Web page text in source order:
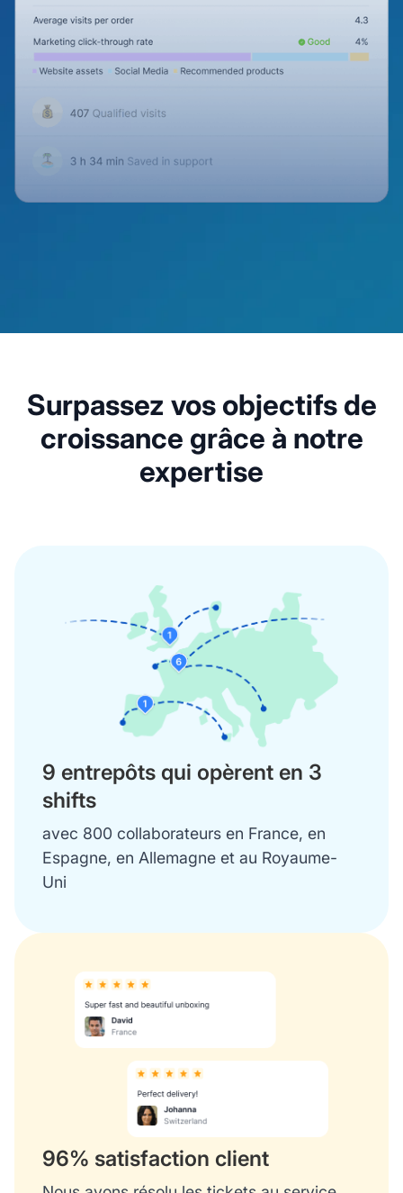
Surpassez vos objectifs de
croissance grâce à notre
expertise
9 entrepôts qui opèrent en 3
shifts
avec 800 collaborateurs en France, en
Espagne, en Allemagne et au Royaume-
Uni
96% satisfaction client